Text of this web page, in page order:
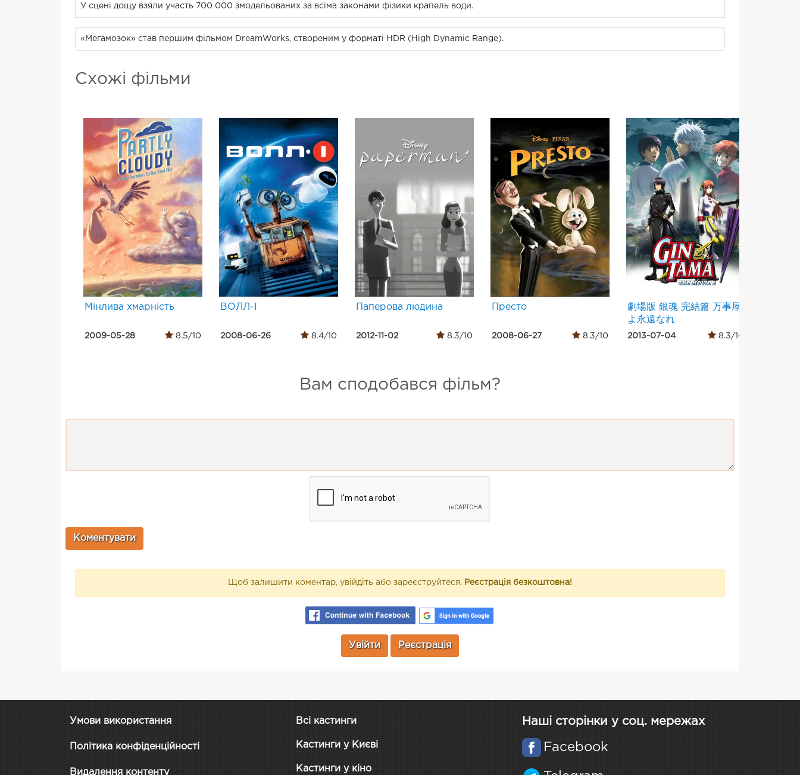
У сцені дощу взяли участь 700 000 змодельованих за всіма законами фізики крапель води.
«Мегамозок» став першим фільмом DreamWorks, створеним у форматі HDR (High Dynamic Range).
Схожі фільми
Мінлива хмарність
2009-05-28 8.5/10
ВОЛЛ-І
2008-06-26 8.4/10
Паперова людина
2012-11-02 8.3/10
Престо
2008-06-27 8.3/10
劇場版 銀魂 完結篇 万事屋
よ永遠なれ
2013-07-04 8.3/10
Вам сподобався фільм?
Щоб залишити коментар, увійдіть або зареєструйтеся. Реєстрація безкоштовна!
Увійти Реєстрація
Умови використання
Політика конфіденційності
Видалення контенту
Всі кастинги
Кастинги у Києві
Кастинги у кіно
Наші сторінки у соц. мережах
Facebook